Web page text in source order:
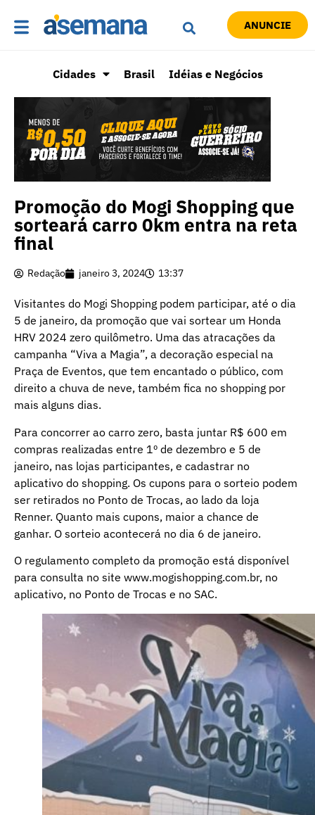
ANUNCIE
Cidades Brasil Idéias e Negócios
Promoção do Mogi Shopping que
sorteará carro 0km entra na reta
final
Redação janeiro 3, 2024 13:37
Visitantes do Mogi Shopping podem participar, até o dia
5 de janeiro, da promoção que vai sortear um Honda
HRV 2024 zero quilômetro. Uma das atracações da
campanha “Viva a Magia”, a decoração especial na
Praça de Eventos, que tem encantado o público, com
direito a chuva de neve, também fica no shopping por
mais alguns dias.
Para concorrer ao carro zero, basta juntar R$ 600 em
compras realizadas entre 1º de dezembro e 5 de
janeiro, nas lojas participantes, e cadastrar no
aplicativo do shopping. Os cupons para o sorteio podem
ser retirados no Ponto de Trocas, ao lado da loja
Renner. Quanto mais cupons, maior a chance de
ganhar. O sorteio acontecerá no dia 6 de janeiro.
O regulamento completo da promoção está disponível
para consulta no site www.mogishopping.com.br, no
aplicativo, no Ponto de Trocas e no SAC.